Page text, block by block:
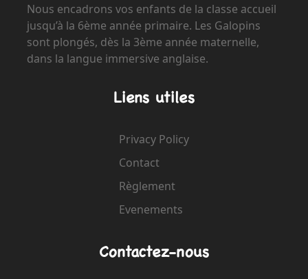
Nous encadrons vos enfants de la classe accueil
jusqu’à la 6ème année primaire. Les Galopins
sont plongés, dès la 3ème année maternelle,
dans la langue immersive anglaise.
Liens utiles
Privacy Policy
Contact
Règlement
Evenements
Contactez-nous